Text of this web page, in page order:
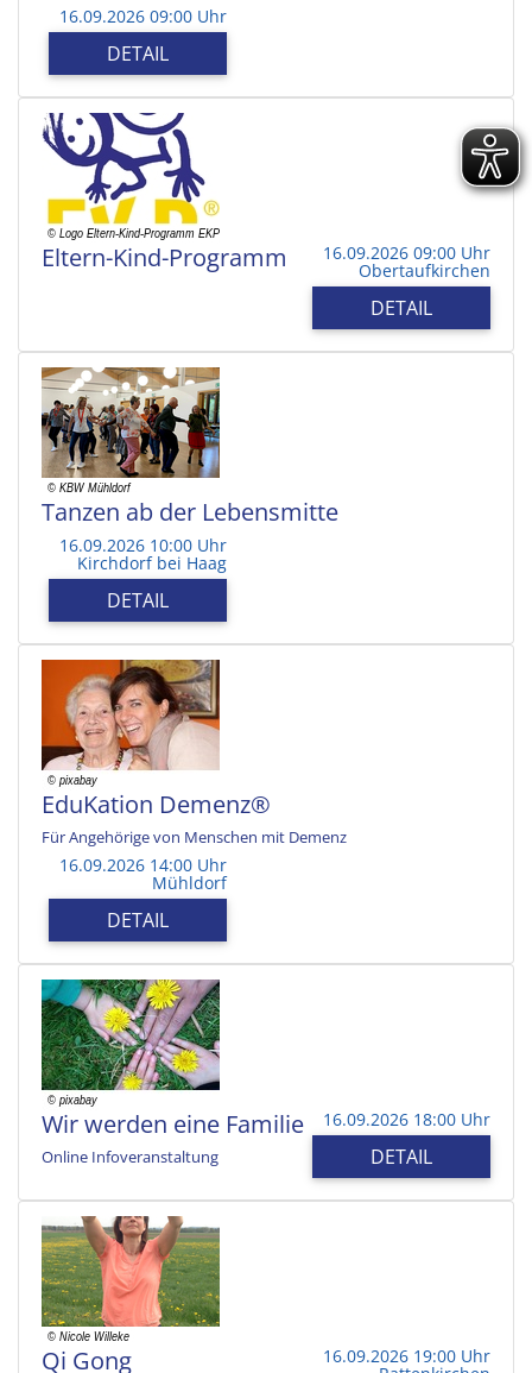
16.09.2026 09:00 Uhr
DETAIL
Eltern-Kind-Programm 16.09.2026 09:00 Uhr
Obertaufkirchen
DETAIL
Tanzen ab der Lebensmitte
16.09.2026 10:00 Uhr
Kirchdorf bei Haag
DETAIL
EduKation Demenz®
Für Angehörige von Menschen mit Demenz
16.09.2026 14:00 Uhr
Mühldorf
DETAIL
Wir werden eine Familie
Online Infoveranstaltung
16.09.2026 18:00 Uhr
DETAIL
Qi Gong 16.09.2026 19:00 Uhr